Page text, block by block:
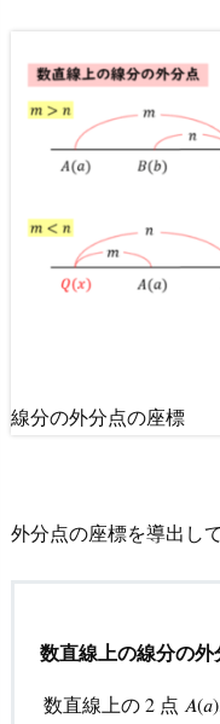
2.
問
の
答・
解
説
c
m
e
b
線分の外分点の座標
外分点の座標を導出し
数直線上の線分の外
数直線上の2点 𝐴(𝑎)